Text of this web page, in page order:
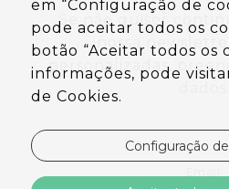
Se não quiser
nossa
personalizadas,
em “Configuração de
pode aceitar todos os
botão “Aceitar todos os
informações, pode
de Cookies.
Configuração